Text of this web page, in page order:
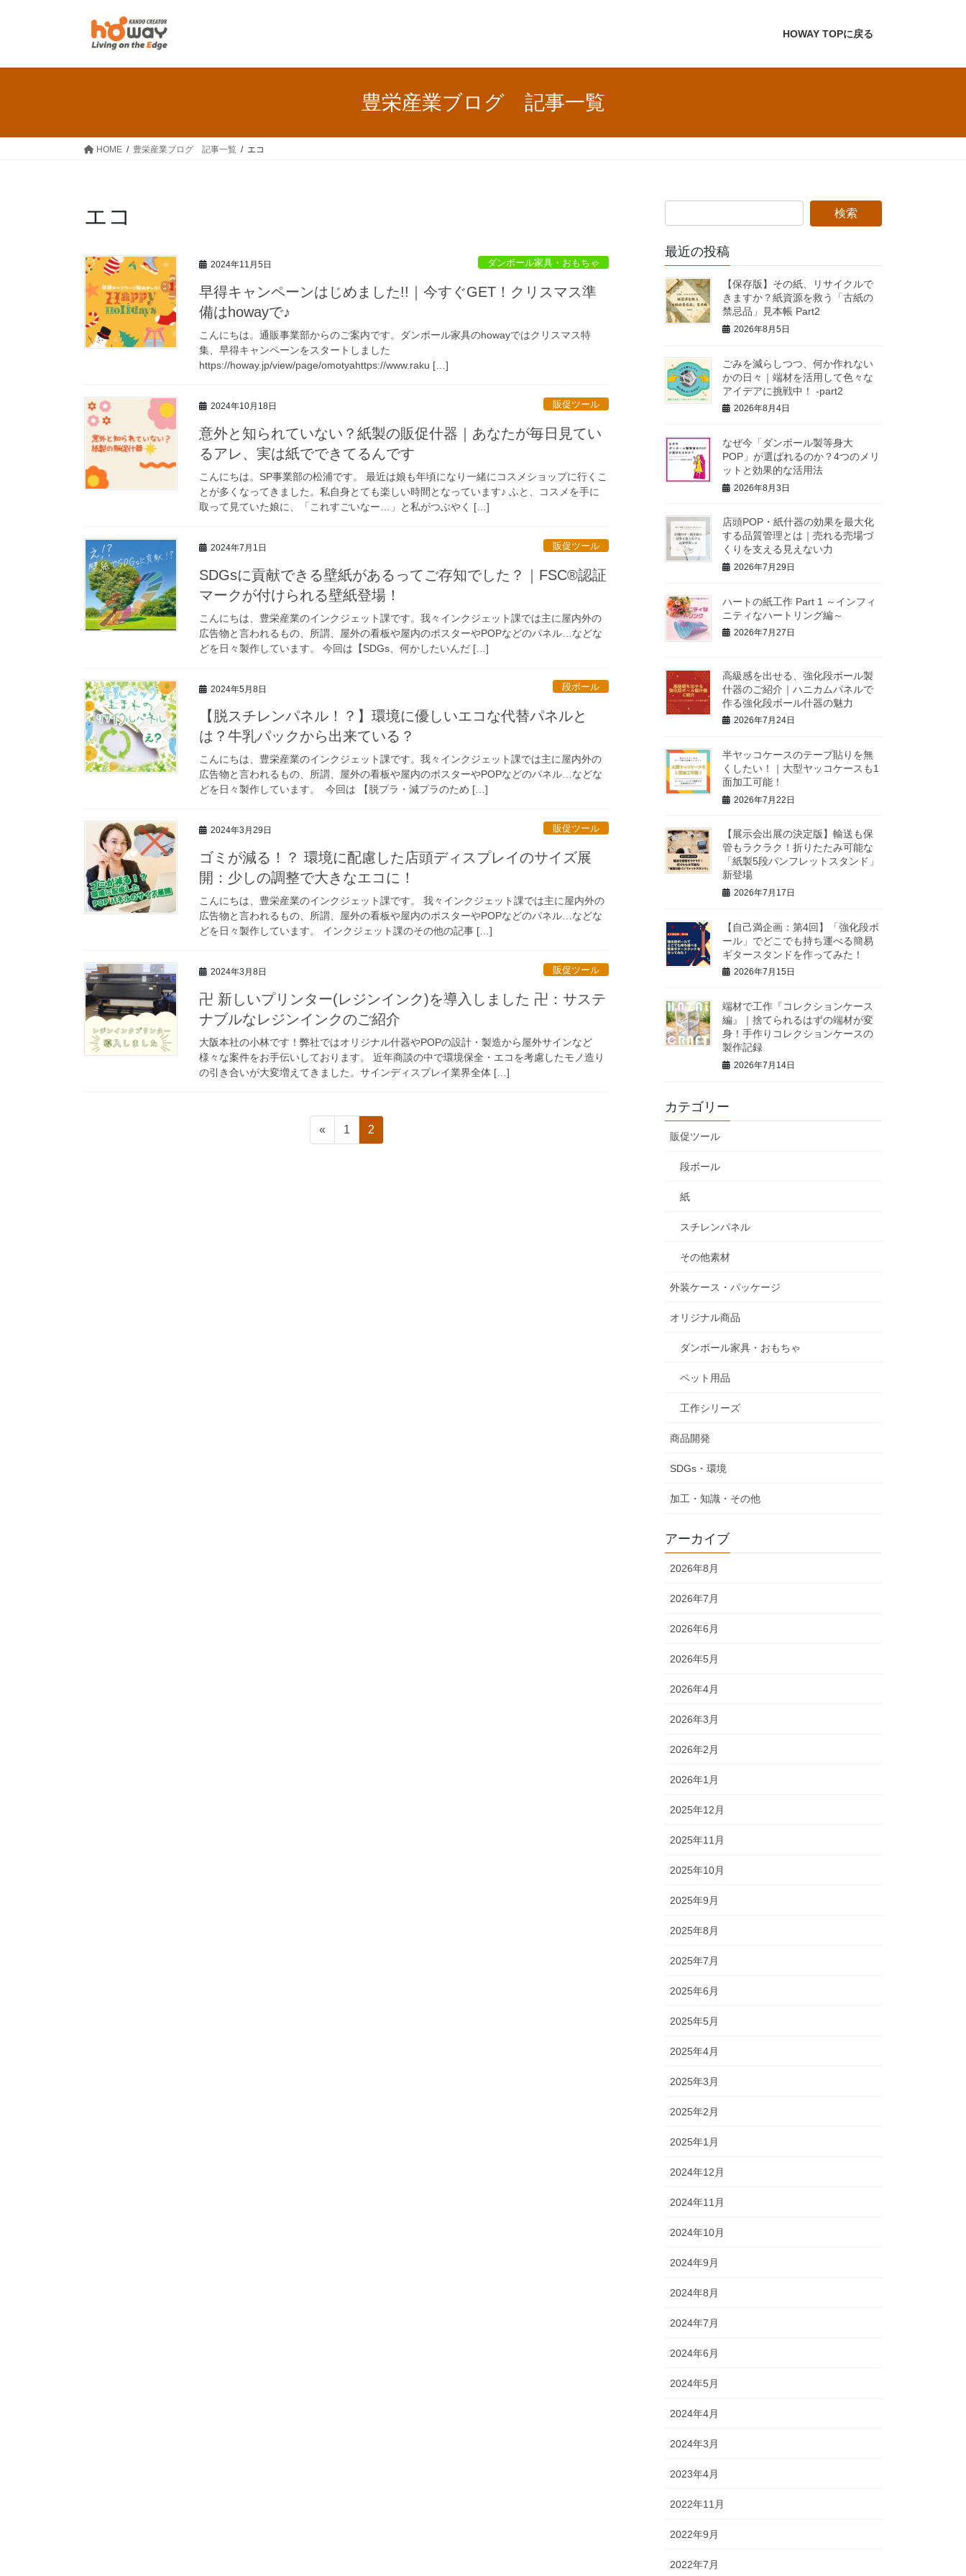
HOWAY TOPに戻る
豊栄産業ブログ 記事一覧
HOME 豊栄産業ブログ 記事一覧 エコ
エコ
2024年11月5日 ダンボール家具・おもちゃ
早得キャンペーンはじめました!!｜今すぐGET！クリスマス準
備はhowayで♪
こんにちは。通販事業部からのご案内です。ダンボール家具のhowayではクリスマス特
集、早得キャンペーンをスタートしました
https://howay.jp/view/page/omotyahttps://www.raku […]
2024年10月18日 販促ツール
意外と知られていない？紙製の販促什器｜あなたが毎日見てい
るアレ、実は紙でできてるんです
こんにちは。SP事業部の松浦です。 最近は娘も年頃になり一緒にコスメショップに行くこ
とが多くなってきました。私自身とても楽しい時間となっています♪ ふと、コスメを手に
取って見ていた娘に、「これすごいなー…」と私がつぶやく […]
2024年7月1日 販促ツール
SDGsに貢献できる壁紙があるってご存知でした？｜FSC®認証
マークが付けられる壁紙登場！
こんにちは、豊栄産業のインクジェット課です。我々インクジェット課では主に屋内外の
広告物と言われるもの、所謂、屋外の看板や屋内のポスターやPOPなどのパネル…などな
どを日々製作しています。 今回は【SDGs、何かしたいんだ […]
2024年5月8日 段ボール
【脱スチレンパネル！？】環境に優しいエコな代替パネルと
は？牛乳パックから出来ている？
こんにちは、豊栄産業のインクジェット課です。我々インクジェット課では主に屋内外の
広告物と言われるもの、所謂、屋外の看板や屋内のポスターやPOPなどのパネル…などな
どを日々製作しています。 今回は 【脱プラ・減プラのため […]
2024年3月29日 販促ツール
ゴミが減る！？ 環境に配慮した店頭ディスプレイのサイズ展
開：少しの調整で大きなエコに！
こんにちは、豊栄産業のインクジェット課です。 我々インクジェット課では主に屋内外の
広告物と言われるもの、所謂、屋外の看板や屋内のポスターやPOPなどのパネル…などな
どを日々製作しています。 インクジェット課のその他の記事 […]
2024年3月8日 販促ツール
卍 新しいプリンター(レジンインク)を導入しました 卍：サステ
ナブルなレジンインクのご紹介
大阪本社の小林です！弊社ではオリジナル什器やPOPの設計・製造から屋外サインなど
様々な案件をお手伝いしております。 近年商談の中で環境保全・エコを考慮したモノ造り
の引き合いが大変増えてきました。サインディスプレイ業界全体 […]
«
固
定
1
固
定
2
最近の投稿
【保存版】その紙、リサイクルで
きますか？紙資源を救う「古紙の
禁忌品」見本帳 Part2
2026年8月5日
ごみを減らしつつ、何か作れない
かの日々｜端材を活用して色々な
アイデアに挑戦中！ -part2
2026年8月4日
なぜ今「ダンボール製等身大
POP」が選ばれるのか？4つのメリ
ットと効果的な活用法
2026年8月3日
店頭POP・紙什器の効果を最大化
する品質管理とは｜売れる売場づ
くりを支える見えない力
2026年7月29日
ハートの紙工作 Part 1 ～インフィ
ニティなハートリング編～
2026年7月27日
高級感を出せる、強化段ボール製
什器のご紹介｜ハニカムパネルで
作る強化段ボール什器の魅力
2026年7月24日
半ヤッコケースのテープ貼りを無
くしたい！｜大型ヤッコケースも1
面加工可能！
2026年7月22日
【展示会出展の決定版】輸送も保
管もラクラク！折りたたみ可能な
「紙製5段パンフレットスタンド」
新登場
2026年7月17日
【自己満企画：第4回】「強化段ボ
ール」でどこでも持ち運べる簡易
ギタースタンドを作ってみた！
2026年7月15日
端材で工作『コレクションケース
編』｜捨てられるはずの端材が変
身！手作りコレクションケースの
製作記録
2026年7月14日
カテゴリー
販促ツール
段ボール
紙
スチレンパネル
その他素材
外装ケース・パッケージ
オリジナル商品
ダンボール家具・おもちゃ
ペット用品
工作シリーズ
商品開発
SDGs・環境
加工・知識・その他
アーカイブ
2026年8月
2026年7月
2026年6月
2026年5月
2026年4月
2026年3月
2026年2月
2026年1月
2025年12月
2025年11月
2025年10月
2025年9月
2025年8月
2025年7月
2025年6月
2025年5月
2025年4月
2025年3月
2025年2月
2025年1月
2024年12月
2024年11月
2024年10月
2024年9月
2024年8月
2024年7月
2024年6月
2024年5月
2024年4月
2024年3月
2023年4月
2022年11月
2022年9月
2022年7月